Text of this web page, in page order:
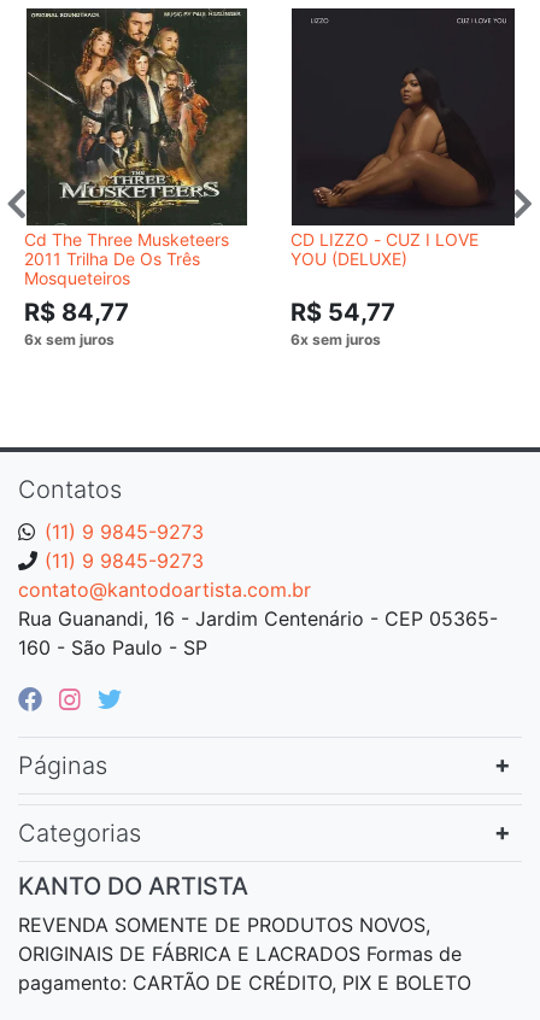
Cd The Three Musketeers
2011 Trilha De Os Três
Mosqueteiros
R$ 84,77
CD LIZZO - CUZ I LOVE
YOU (DELUXE)
R$ 54,77
Contatos
(11) 9 9845-9273
(11) 9 9845-9273
contato@kantodoartista.com.br
Rua Guanandi, 16 - Jardim Centenário - CEP 05365-
160 - São Paulo - SP
Páginas
Categorias
KANTO DO ARTISTA
REVENDA SOMENTE DE PRODUTOS NOVOS,
ORIGINAIS DE FÁBRICA E LACRADOS Formas de
pagamento: CARTÃO DE CRÉDITO, PIX E BOLETO